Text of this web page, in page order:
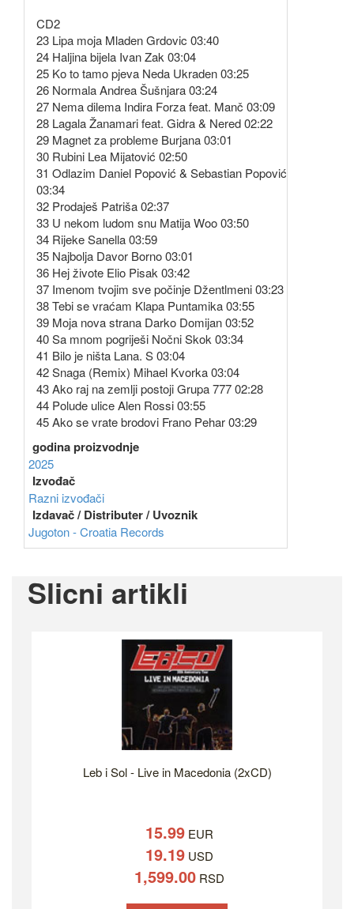
CD2
23 Lipa moja Mladen Grdovic 03:40
24 Haljina bijela Ivan Zak 03:04
25 Ko to tamo pjeva Neda Ukraden 03:25
26 Normala Andrea Šušnjara 03:24
27 Nema dilema Indira Forza feat. Manč 03:09
28 Lagala Žanamari feat. Gidra & Nered 02:22
29 Magnet za probleme Burjana 03:01
30 Rubini Lea Mijatović 02:50
31 Odlazim Daniel Popović & Sebastian Popović
03:34
32 Prodaješ Patriša 02:37
33 U nekom ludom snu Matija Woo 03:50
34 Rijeke Sanella 03:59
35 Najbolja Davor Borno 03:01
36 Hej živote Elio Pisak 03:42
37 Imenom tvojim sve počinje Džentlmeni 03:23
38 Tebi se vraćam Klapa Puntamika 03:55
39 Moja nova strana Darko Domijan 03:52
40 Sa mnom pogriješi Nočni Skok 03:34
41 Bilo je ništa Lana. S 03:04
42 Snaga (Remix) Mihael Kvorka 03:04
43 Ako raj na zemlji postoji Grupa 777 02:28
44 Polude ulice Alen Rossi 03:55
45 Ako se vrate brodovi Frano Pehar 03:29
godina proizvodnje
2025
Izvođač
Razni izvođači
Izdavač / Distributer / Uvoznik
Jugoton - Croatia Records
Slicni artikli
Leb i Sol - Live in Macedonia (2xCD)
15.99EUR
19.19USD
1,599.00RSD